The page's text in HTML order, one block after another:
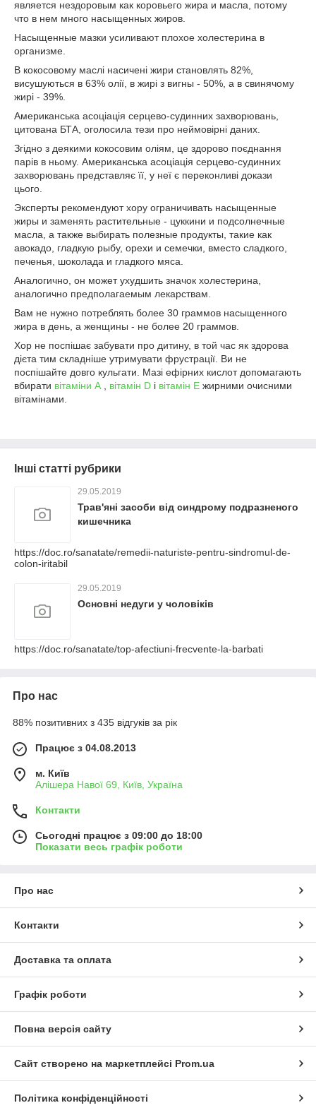
является нездоровым как коровьего жира и масла, потому
что в нем много насыщенных жиров.
Насыщенные мазки усиливают плохое холестерина в
организме.
В кокосовому маслі насичені жири становлять 82%,
висушуються в 63% олії, в жирі з вигны - 50%, а в свинячому
жирі - 39%.
Американська асоціація серцево-судинних захворювань,
цитована БТА, оголосила тези про неймовірні даних.
Згідно з деякими кокосовим оліям, це здорово поєднання
парів в ньому. Американська асоціація серцево-судинних
захворювань представляє її, у неї є переконливі докази
цього.
Эксперты рекомендуют хору ограничивать насыщенные
жиры и заменять растительные - цуккини и подсолнечные
масла, а также выбирать полезные продукты, такие как
авокадо, гладкую рыбу, орехи и семечки, вместо сладкого,
печенья, шоколада и гладкого мяса.
Аналогично, он может ухудшить значок холестерина,
аналогично предполагаемым лекарствам.
Вам не нужно потреблять более 30 граммов насыщенного
жира в день, а женщины - не более 20 граммов.
Хор не поспішає забувати про дитину, в той час як здорова
дієта тим складніше утримувати фрустрації. Ви не
поспішайте довго кульгати. Мазі ефірних кислот допомагають
вбирати вітаміни А вітамін D і вітамін Е жирними очисними
вітамінами.
Інші статті рубрики
29.05.2019
Трав'яні засоби від синдрому подразненого
кишечника
https://doc.ro/sanatate/remedii-naturiste-pentru-sindromul-de-
colon-iritabil
29.05.2019
Основні недуги у чоловіків
https://doc.ro/sanatate/top-afectiuni-frecvente-la-barbati
Про нас
88% позитивних з 435 відгуків за рік
Працює з 04.08.2013
м. Київ
Алішера Навої 69, Київ, Україна
Контакти
Сьогодні працює з 09:00 до 18:00
Показати весь графік роботи
Про нас
Контакти
Доставка та оплата
Графік роботи
Повна версія сайту
Сайт створено на маркетплейсі Prom.ua
Політика конфіденційності